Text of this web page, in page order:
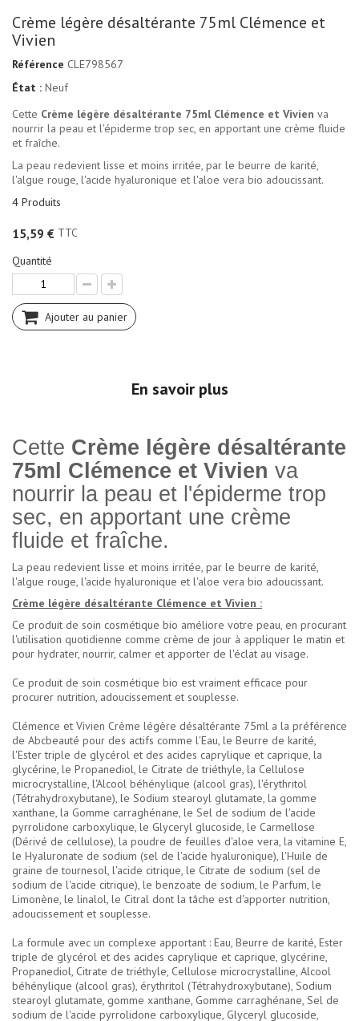
Crème légère désaltérante 75ml Clémence et
Vivien
Référence CLE798567
État : Neuf
Cette Crème légère désaltérante 75ml Clémence et Vivien va
nourrir la peau et l'épiderme trop sec, en apportant une crème fluide
et fraîche.
La peau redevient lisse et moins irritée, par le beurre de karité,
l'algue rouge, l'acide hyaluronique et l'aloe vera bio adoucissant.
4 Produits
15,59 € TTC
Quantité
Ajouter au panier
En savoir plus
Cette Crème légère désaltérante
75ml Clémence et Vivien va
nourrir la peau et l'épiderme trop
sec, en apportant une crème
fluide et fraîche.
La peau redevient lisse et moins irritée, par le beurre de karité,
l'algue rouge, l'acide hyaluronique et l'aloe vera bio adoucissant.
Crème légère désaltérante Clémence et Vivien :
Ce produit de soin cosmétique bio améliore votre peau, en procurant
l'utilisation quotidienne comme crème de jour à appliquer le matin et
pour hydrater, nourrir, calmer et apporter de l'éclat au visage.
Ce produit de soin cosmétique bio est vraiment efficace pour
procurer nutrition, adoucissement et souplesse.
Clémence et Vivien Crème légère désaltérante 75ml a la préférence
de Abcbeauté pour des actifs comme l'Eau, le Beurre de karité,
l'Ester triple de glycérol et des acides caprylique et caprique, la
glycérine, le Propanediol, le Citrate de triéthyle, la Cellulose
microcrystalline, l'Alcool béhénylique (alcool gras), l'érythritol
(Tétrahydroxybutane), le Sodium stearoyl glutamate, la gomme
xanthane, la Gomme carraghénane, le Sel de sodium de l'acide
pyrrolidone carboxylique, le Glyceryl glucoside, le Carmellose
(Dérivé de cellulose), la poudre de feuilles d'aloe vera, la vitamine E,
le Hyaluronate de sodium (sel de l'acide hyaluronique), l'Huile de
graine de tournesol, l'acide citrique, le Citrate de sodium (sel de
sodium de l'acide citrique), le benzoate de sodium, le Parfum, le
Limonène, le linalol, le Citral dont la tâche est d'apporter nutrition,
adoucissement et souplesse.
La formule avec un complexe apportant : Eau, Beurre de karité, Ester
triple de glycérol et des acides caprylique et caprique, glycérine,
Propanediol, Citrate de triéthyle, Cellulose microcrystalline, Alcool
béhénylique (alcool gras), érythritol (Tétrahydroxybutane), Sodium
stearoyl glutamate, gomme xanthane, Gomme carraghénane, Sel de
sodium de l'acide pyrrolidone carboxylique, Glyceryl glucoside,